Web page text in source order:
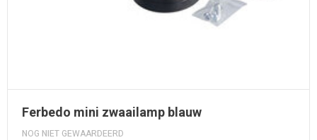
Ferbedo mini zwaailamp blauw
NOG NIET GEWAARDEERD